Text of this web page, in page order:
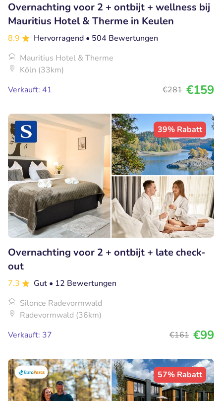
Overnachting voor 2 + ontbijt + wellness bij
Mauritius Hotel & Therme in Keulen
8.9 Hervorragend • 504 Bewertungen
Mauritius Hotel & Therme
Köln (33km)
Verkauft: 41
€281 €159
39% Rabatt
Overnachting voor 2 + ontbijt + late check-
out
7.3 Gut • 12 Bewertungen
Silonce Radevormwald
Radevormwald (36km)
Verkauft: 37
€161 €99
57% Rabatt